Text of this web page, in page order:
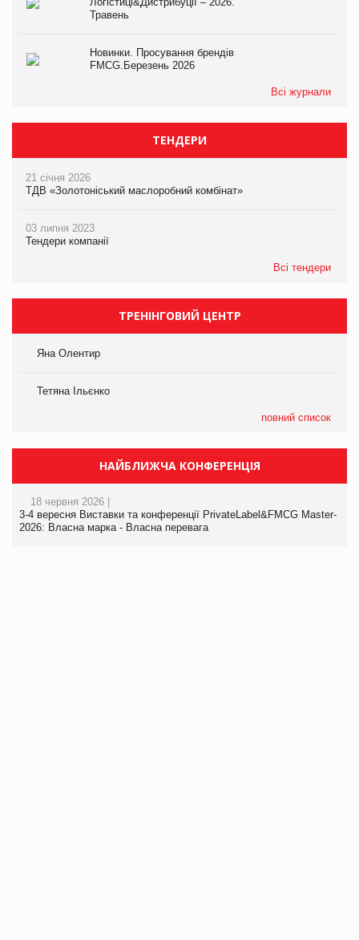
Травень
Новинки. Просування брендів
FMCG.Березень 2026
Всі журнали
ТЕНДЕРИ
21 січня 2026
ТДВ «Золотоніський маслоробний комбінат»
03 липня 2023
Тендери компанії
Всі тендери
ТРЕНІНГОВИЙ ЦЕНТР
Яна Олентир
Тетяна Ільєнко
повний список
НАЙБЛИЖЧА КОНФЕРЕНЦІЯ
18 червня 2026 |
3-4 вересня Виставки та конференції PrivateLabel&FMCG Master-
2026: Власна марка - Власна перевага